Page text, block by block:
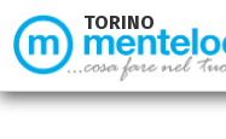
TORINO